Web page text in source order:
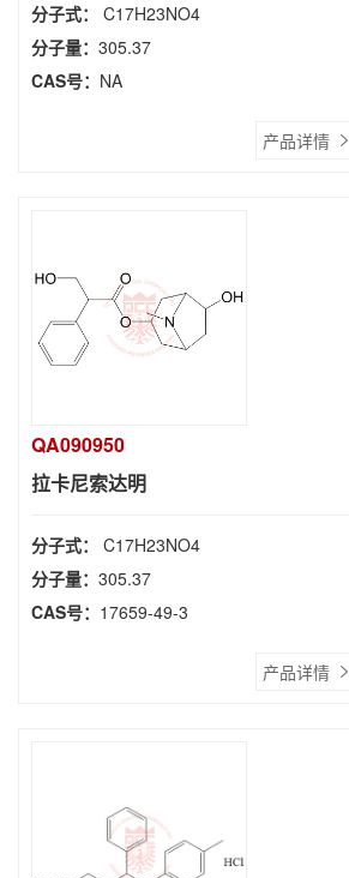
分子式： C17H23NO4
分子量： 305.37
CAS号： NA
产品详情
QA090950
拉卡尼索达明
分子式： C17H23NO4
分子量： 305.37
CAS号： 17659-49-3
产品详情